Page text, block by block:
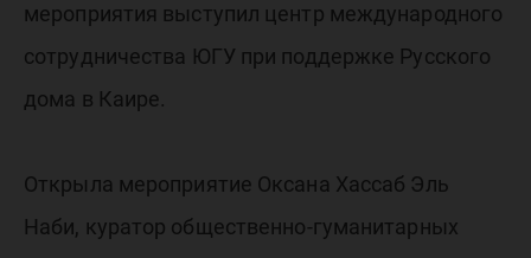
мероприятия выступил центр международного
сотрудничества ЮГУ при поддержке Русского
дома в Каире.
Открыла мероприятие Оксана Хассаб Эль
Наби, куратор общественно-гуманитарных